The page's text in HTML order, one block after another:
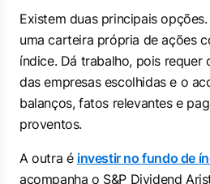
Existem duas principais
uma carteira própria de ações
índice. Dá trabalho, pois requer
das empresas escolhidas e o
balanços, fatos relevantes e
proventos.
A outra é investir no fundo de
acompanha o S&P Dividend